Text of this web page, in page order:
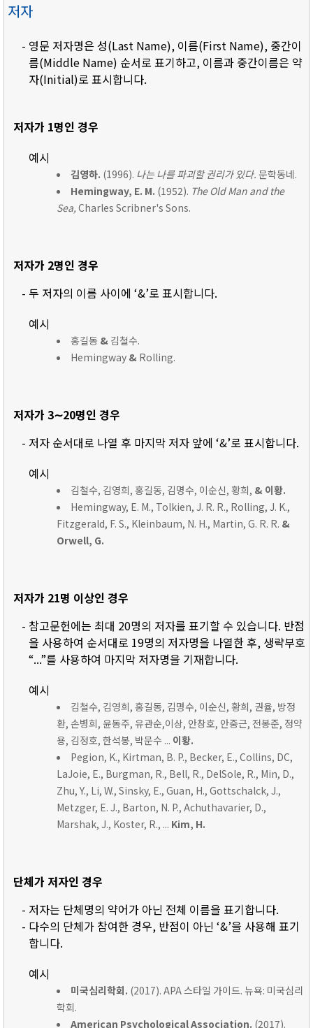
저자
- 영문 저자명은 성(Last Name), 이름(First Name), 중간이
름(Middle Name) 순서로 표기하고, 이름과 중간이름은 약
자(Initial)로 표시합니다.
저자가 1명인 경우
예시
김영하. (1996). 나는 나를 파괴할 권리가 있다. 문학동네.
Hemingway, E. M. (1952). The Old Man and the
Sea,Charles Scribner's Sons.
저자가 2명인 경우
- 두 저자의 이름 사이에 ‘&’로 표시합니다.
예시
홍길동 & 김철수.
Hemingway & Rolling.
저자가 3∼20명인 경우
- 저자 순서대로 나열 후 마지막 저자 앞에 ‘&’로 표시합니다.
예시
김철수, 김영희, 홍길동, 김명수, 이순신, 황희, & 이황.
Hemingway, E. M., Tolkien, J. R. R., Rolling, J. K.,
Fitzgerald, F. S., Kleinbaum, N. H., Martin, G. R. R. &
Orwell, G.
저자가 21명 이상인 경우
- 참고문헌에는 최대 20명의 저자를 표기할 수 있습니다. 반점
을 사용하여 순서대로 19명의 저자명을 나열한 후, 생략부호
“...”를 사용하여 마지막 저자명을 기재합니다.
예시
김철수, 김영희, 홍길동, 김명수, 이순신, 황희, 권율, 방정
환, 손병희, 윤동주, 유관순,이상, 안창호, 안중근, 전봉준, 정약
용, 김정호, 한석봉, 박문수 ... 이황.
Pegion, K., Kirtman, B. P., Becker, E., Collins, DC,
LaJoie, E., Burgman, R., Bell, R., DelSole, R., Min, D.,
Zhu, Y., Li, W., Sinsky, E., Guan, H., Gottschalck, J.,
Metzger, E. J., Barton, N. P., Achuthavarier, D.,
Marshak, J., Koster, R., ... Kim, H.
단체가 저자인 경우
- 저자는 단체명의 약어가 아닌 전체 이름을 표기합니다.
- 다수의 단체가 참여한 경우, 반점이 아닌 ‘&’을 사용해 표기
합니다.
예시
미국심리학회. (2017). APA 스타일 가이드. 뉴욕: 미국심리
학회.
American Psychological Association. (2017).